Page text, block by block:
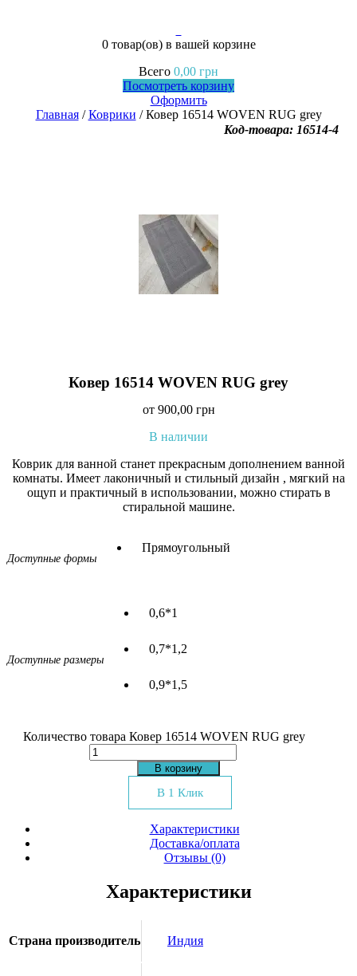
0 товар(ов)в вашей корзине
Всего 0,00 грн
Посмотреть корзину
Оформить
Главная/Коврики / Ковер 16514 WOVEN RUG grey
Код-товара: 16514-4
Ковер 16514 WOVEN RUG grey
от 900,00 грн
В наличии
Коврик для ванной станет прекрасным дополнением ванной
комнаты. Имеет лаконичный и стильный дизайн , мягкий на
ощуп и практичный в использовании, можно стирать в
стиральной машине.
Доступные формы
Прямоугольный
Доступные размеры
0,6*1
0,7*1,2
0,9*1,5
Количество товара Ковер 16514 WOVEN RUG grey
В корзину
В 1 Клик
Характеристики
Доставка/оплата
Отзывы (0)
Характеристики
Страна производитель Индия